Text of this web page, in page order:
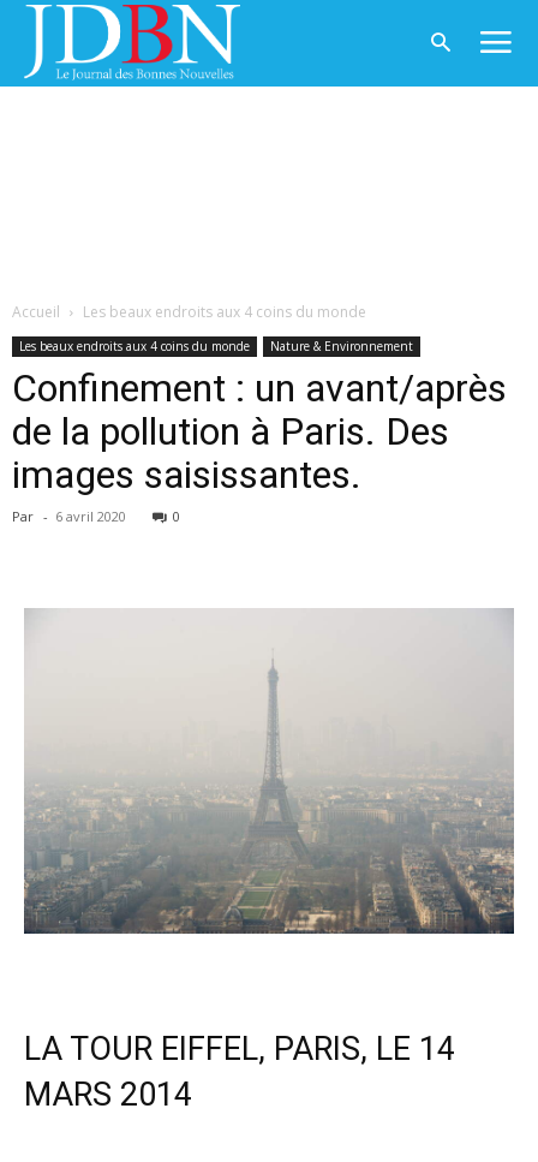
Accueil Les beaux endroits aux 4 coins du monde
Les beaux endroits aux 4 coins du monde Nature & Environnement
Confinement : un avant/après
de la pollution à Paris. Des
images saisissantes.
Par - 6 avril 2020 0
LA TOUR EIFFEL, PARIS, LE 14
MARS 2014